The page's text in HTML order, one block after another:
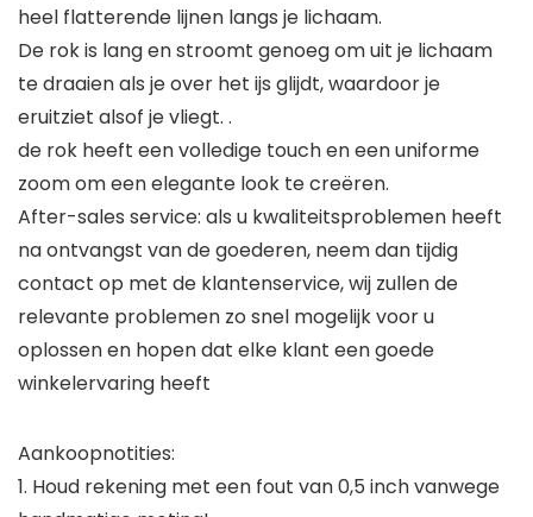
heel flatterende lijnen langs je lichaam.
De rok is lang en stroomt genoeg om uit je lichaam
te draaien als je over het ijs glijdt, waardoor je
eruitziet alsof je vliegt. .
de rok heeft een volledige touch en een uniforme
zoom om een ​​elegante look te creëren.
After-sales service: als u kwaliteitsproblemen heeft
na ontvangst van de goederen, neem dan tijdig
contact op met de klantenservice, wij zullen de
relevante problemen zo snel mogelijk voor u
oplossen en hopen dat elke klant een goede
winkelervaring heeft
Aankoopnotities:
1. Houd rekening met een fout van 0,5 inch vanwege